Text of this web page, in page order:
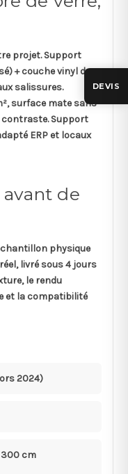
projet.Support
+ couche vinyl dur
salissures.
surface mate sans
contraste.Support
ERP et locaux
de
physique
livré sous4 jours
le rendu
et la compatibilité
2024)
300 cm
DEVIS